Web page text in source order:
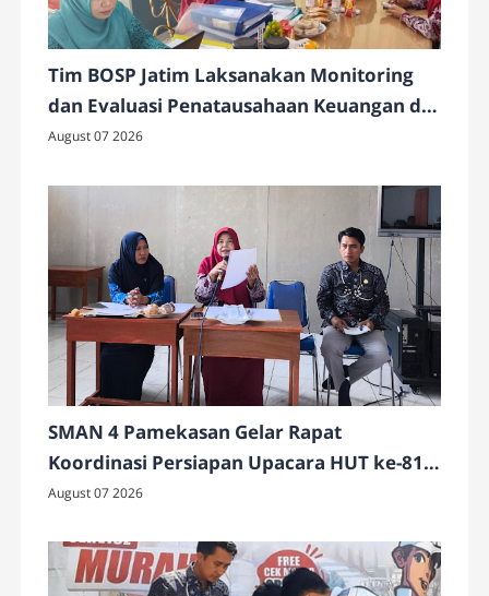
Tim BOSP Jatim Laksanakan Monitoring
dan Evaluasi Penatausahaan Keuangan di
SMAN 4 Pamekasan
August 07 2026
SMAN 4 Pamekasan Gelar Rapat
Koordinasi Persiapan Upacara HUT ke-81
Kemerdekaan RI
August 07 2026